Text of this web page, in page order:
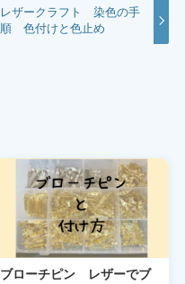
レザークラフト 染色の手
順 色付けと色止め
ブローチピン レザーでブ